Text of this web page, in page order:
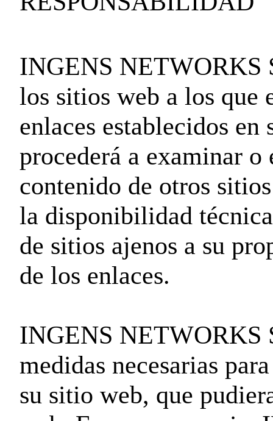
INGENS NETWORKS
los sitios web a los que
enlaces establecidos
procederá a examinar
contenido de otros
la disponibilidad
de sitios ajenos a su
de los enlaces.
INGENS NETWORKS
medidas necesarias
su sitio web, que